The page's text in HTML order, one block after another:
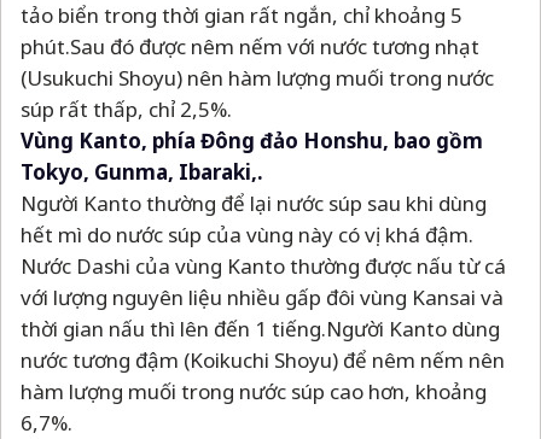
tảo biển trong thời gian rất ngắn, chỉ khoảng 5
phút.Sau đó được nêm nếm với nước tương nhạt
(Usukuchi Shoyu) nên hàm lượng muối trong nước
súp rất thấp, chỉ 2,5%.
Vùng Kanto, phía Đông đảo Honshu, bao gồm
Tokyo, Gunma, Ibaraki,.
Người Kanto thường để lại nước súp sau khi dùng
hết mì do nước súp của vùng này có vị khá đậm.
Nước Dashi của vùng Kanto thường được nấu từ cá
với lượng nguyên liệu nhiều gấp đôi vùng Kansai và
thời gian nấu thì lên đến 1 tiếng.Người Kanto dùng
nước tương đậm (Koikuchi Shoyu) để nêm nếm nên
hàm lượng muối trong nước súp cao hơn, khoảng
6,7%.